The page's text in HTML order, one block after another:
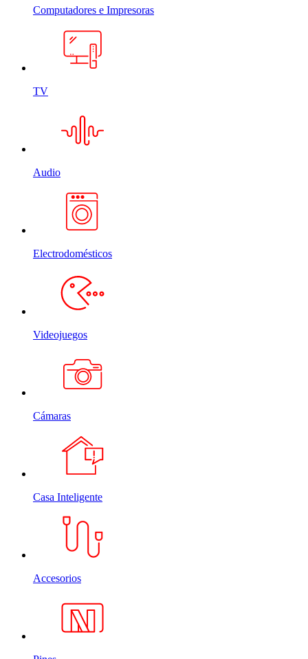
Computadores e Impresoras
TV
Audio
Electrodomésticos
Videojuegos
Cámaras
Casa Inteligente
Accesorios